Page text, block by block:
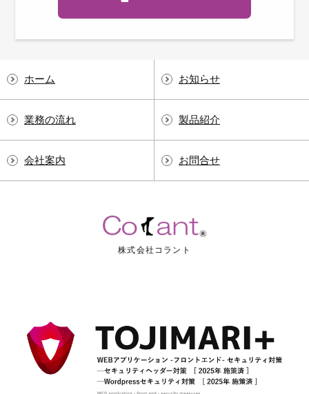
ホーム お知らせ
業務の流れ 製品紹介
会社案内 お問合せ
株式会社コラント